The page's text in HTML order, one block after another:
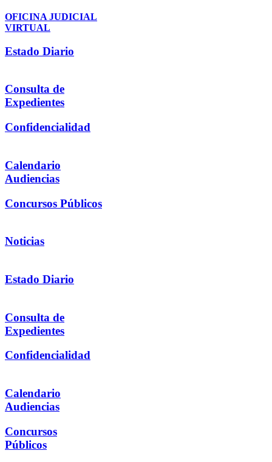
OFICINA JUDICIAL
VIRTUAL
Estado Diario
Consulta de
Expedientes
Confidencialidad
Calendario
Audiencias
Concursos Públicos
Noticias
Estado Diario
Consulta de
Expedientes
Confidencialidad
Calendario
Audiencias
Concursos
Públicos